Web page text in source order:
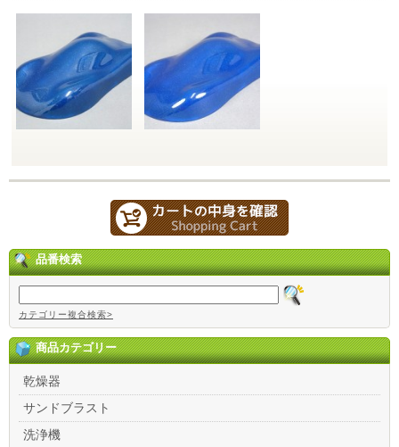
品番検索
カテゴリー複合検索>
商品カテゴリー
乾燥器
サンドブラスト
洗浄機